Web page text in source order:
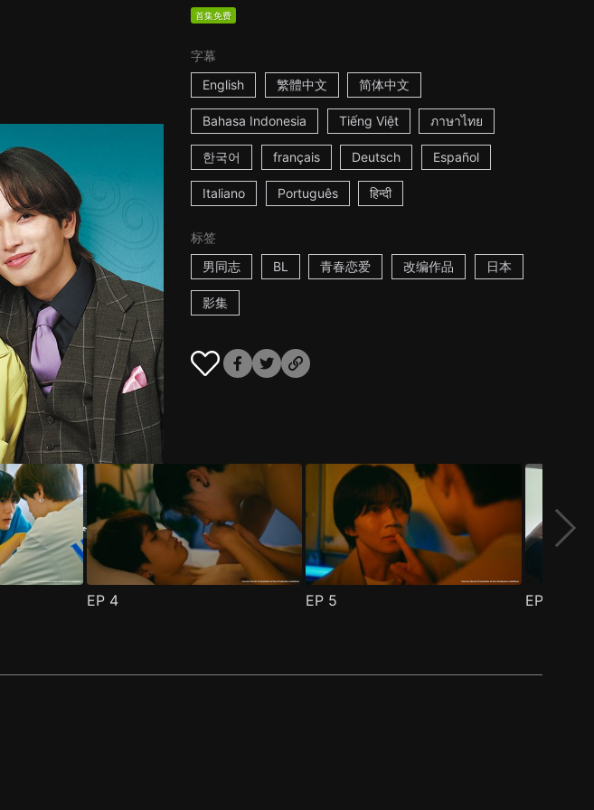
首集免费
字幕
English
繁體中文 简体中文
Bahasa Indonesia Tiếng Việt ภาษาไทย
한국어 français Deutsch Español
Italiano Português हिन्दी
标签
男同志
BL 青春恋爱 改编作品 日本
影集
EP 4 EP 5 EP